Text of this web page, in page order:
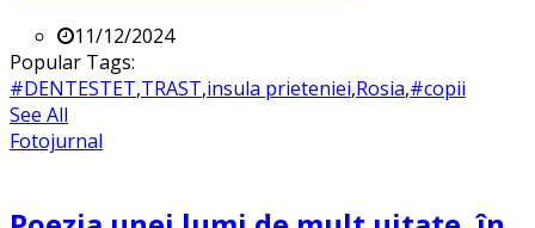
11/12/2024
Popular Tags:
#DENTESTET,TRAST,insula prieteniei,Rosia,#copii
See All
Fotojurnal